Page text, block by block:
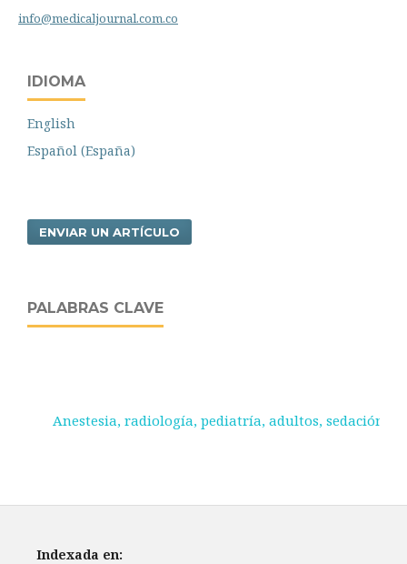
info@medicaljournal.com.co
IDIOMA
English
Español (España)
ENVIAR UN ARTÍCULO
PALABRAS CLAVE
Anestesia, radiología, pediatría, adultos, sedación.
Indexada en: